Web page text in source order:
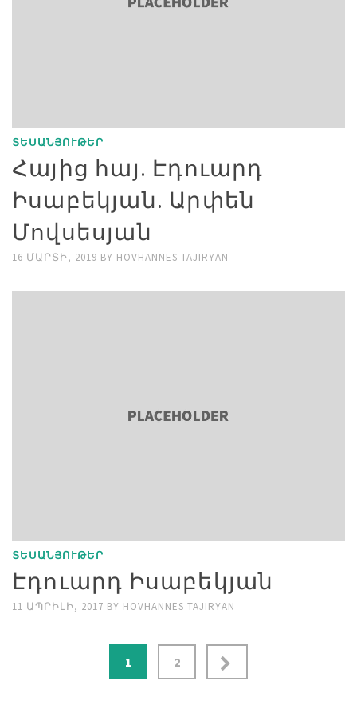
ՏԵՍԱՆՅՈՒԹԵՐ
Հայից հայ. Էդուարդ
Իսաբեկյան. Արփեն
Մովսեսյան
16 ՄԱՐՏԻ, 2019 BY HOVHANNES TAJIRYAN
ՏԵՍԱՆՅՈՒԹԵՐ
Էդուարդ Իսաբեկյան
11 ԱՊՐԻԼԻ, 2017 BY HOVHANNES TAJIRYAN
pagination
1 2